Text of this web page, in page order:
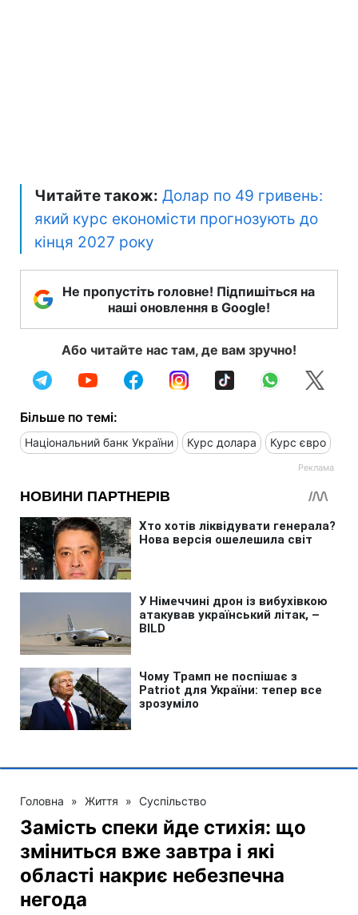
Читайте також: Долар по 49 гривень:
який курс економісти прогнозують до
кінця 2027 року
Не пропустіть головне! Підпишіться на
наші оновлення в Google!
Або читайте нас там, де вам зручно!
Більше по темі:
Національний банк України Курс долара Курс євро
Головна » Життя » Суспільство
Замість спеки йде стихія: що
зміниться вже завтра і які
області накриє небезпечна
негода